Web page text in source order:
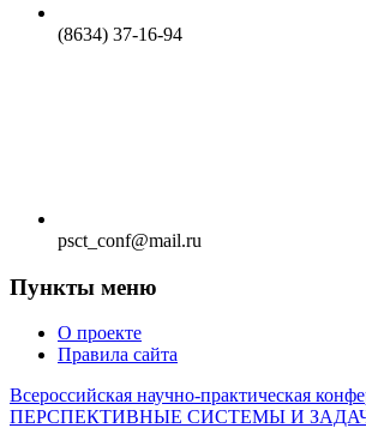
(8634) 37-16-94
psct_conf@mail.ru
Пункты меню
О проекте
Правила сайта
Всероссийская научно-практическая
ПЕРСПЕКТИВНЫЕ СИСТЕМЫ И